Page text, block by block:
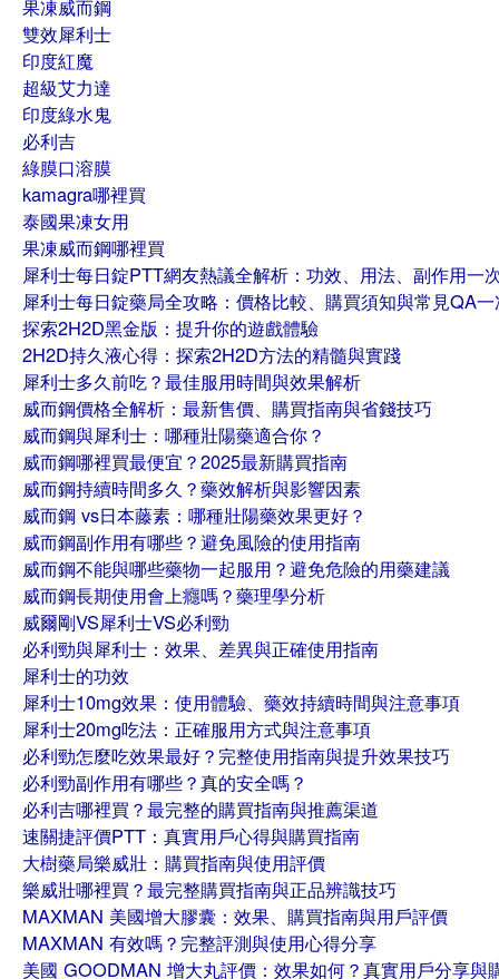
果凍威而鋼
雙效犀利士
印度紅魔
超級艾力達
印度綠水鬼
必利吉
綠膜口溶膜
kamagra哪裡買
泰國果凍女用
果凍威而鋼哪裡買
犀利士每日錠PTT網友熱議全解析：功效、用法、副作用一
犀利士每日錠藥局全攻略：價格比較、購買須知與常見QA
探索2H2D黑金版：提升你的遊戲體驗
2H2D持久液心得：探索2H2D方法的精髓與實踐
犀利士多久前吃？最佳服用時間與效果解析
威而鋼價格全解析：最新售價、購買指南與省錢技巧
威而鋼與犀利士：哪種壯陽藥適合你？
威而鋼哪裡買最便宜？2025最新購買指南
威而鋼持續時間多久？藥效解析與影響因素
威而鋼 vs日本藤素：哪種壯陽藥效果更好？
威而鋼副作用有哪些？避免風險的使用指南
威而鋼不能與哪些藥物一起服用？避免危險的用藥建議
威而鋼長期使用會上癮嗎？藥理學分析
威爾剛VS犀利士VS必利勁
必利勁與犀利士：效果、差異與正確使用指南
犀利士的功效
犀利士10mg效果：使用體驗、藥效持續時間與注意事項
犀利士20mg吃法：正確服用方式與注意事項
必利勁怎麼吃效果最好？完整使用指南與提升效果技巧
必利勁副作用有哪些？真的安全嗎？
必利吉哪裡買？最完整的購買指南與推薦渠道
速關捷評價PTT：真實用戶心得與購買指南
大樹藥局樂威壯：購買指南與使用評價
樂威壯哪裡買？最完整購買指南與正品辨識技巧
MAXMAN 美國增大膠囊：效果、購買指南與用戶評價
MAXMAN 有效嗎？完整評測與使用心得分享
美國 GOODMAN 增大丸評價：效果如何？真實用戶分享與